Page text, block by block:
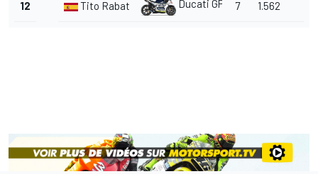
12 Tito Rabat Ducati GP18 7 1.562